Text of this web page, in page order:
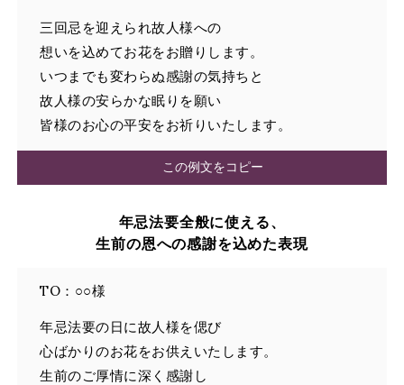
三回忌を迎えられ故人様への
想いを込めてお花をお贈りします。
いつまでも変わらぬ感謝の気持ちと
故人様の安らかな眠りを願い
皆様のお心の平安をお祈りいたします。
この例文をコピー
年忌法要全般に使える、
生前の恩への感謝を込めた表現
TO：○○様
年忌法要の日に故人様を偲び
心ばかりのお花をお供えいたします。
生前のご厚情に深く感謝し